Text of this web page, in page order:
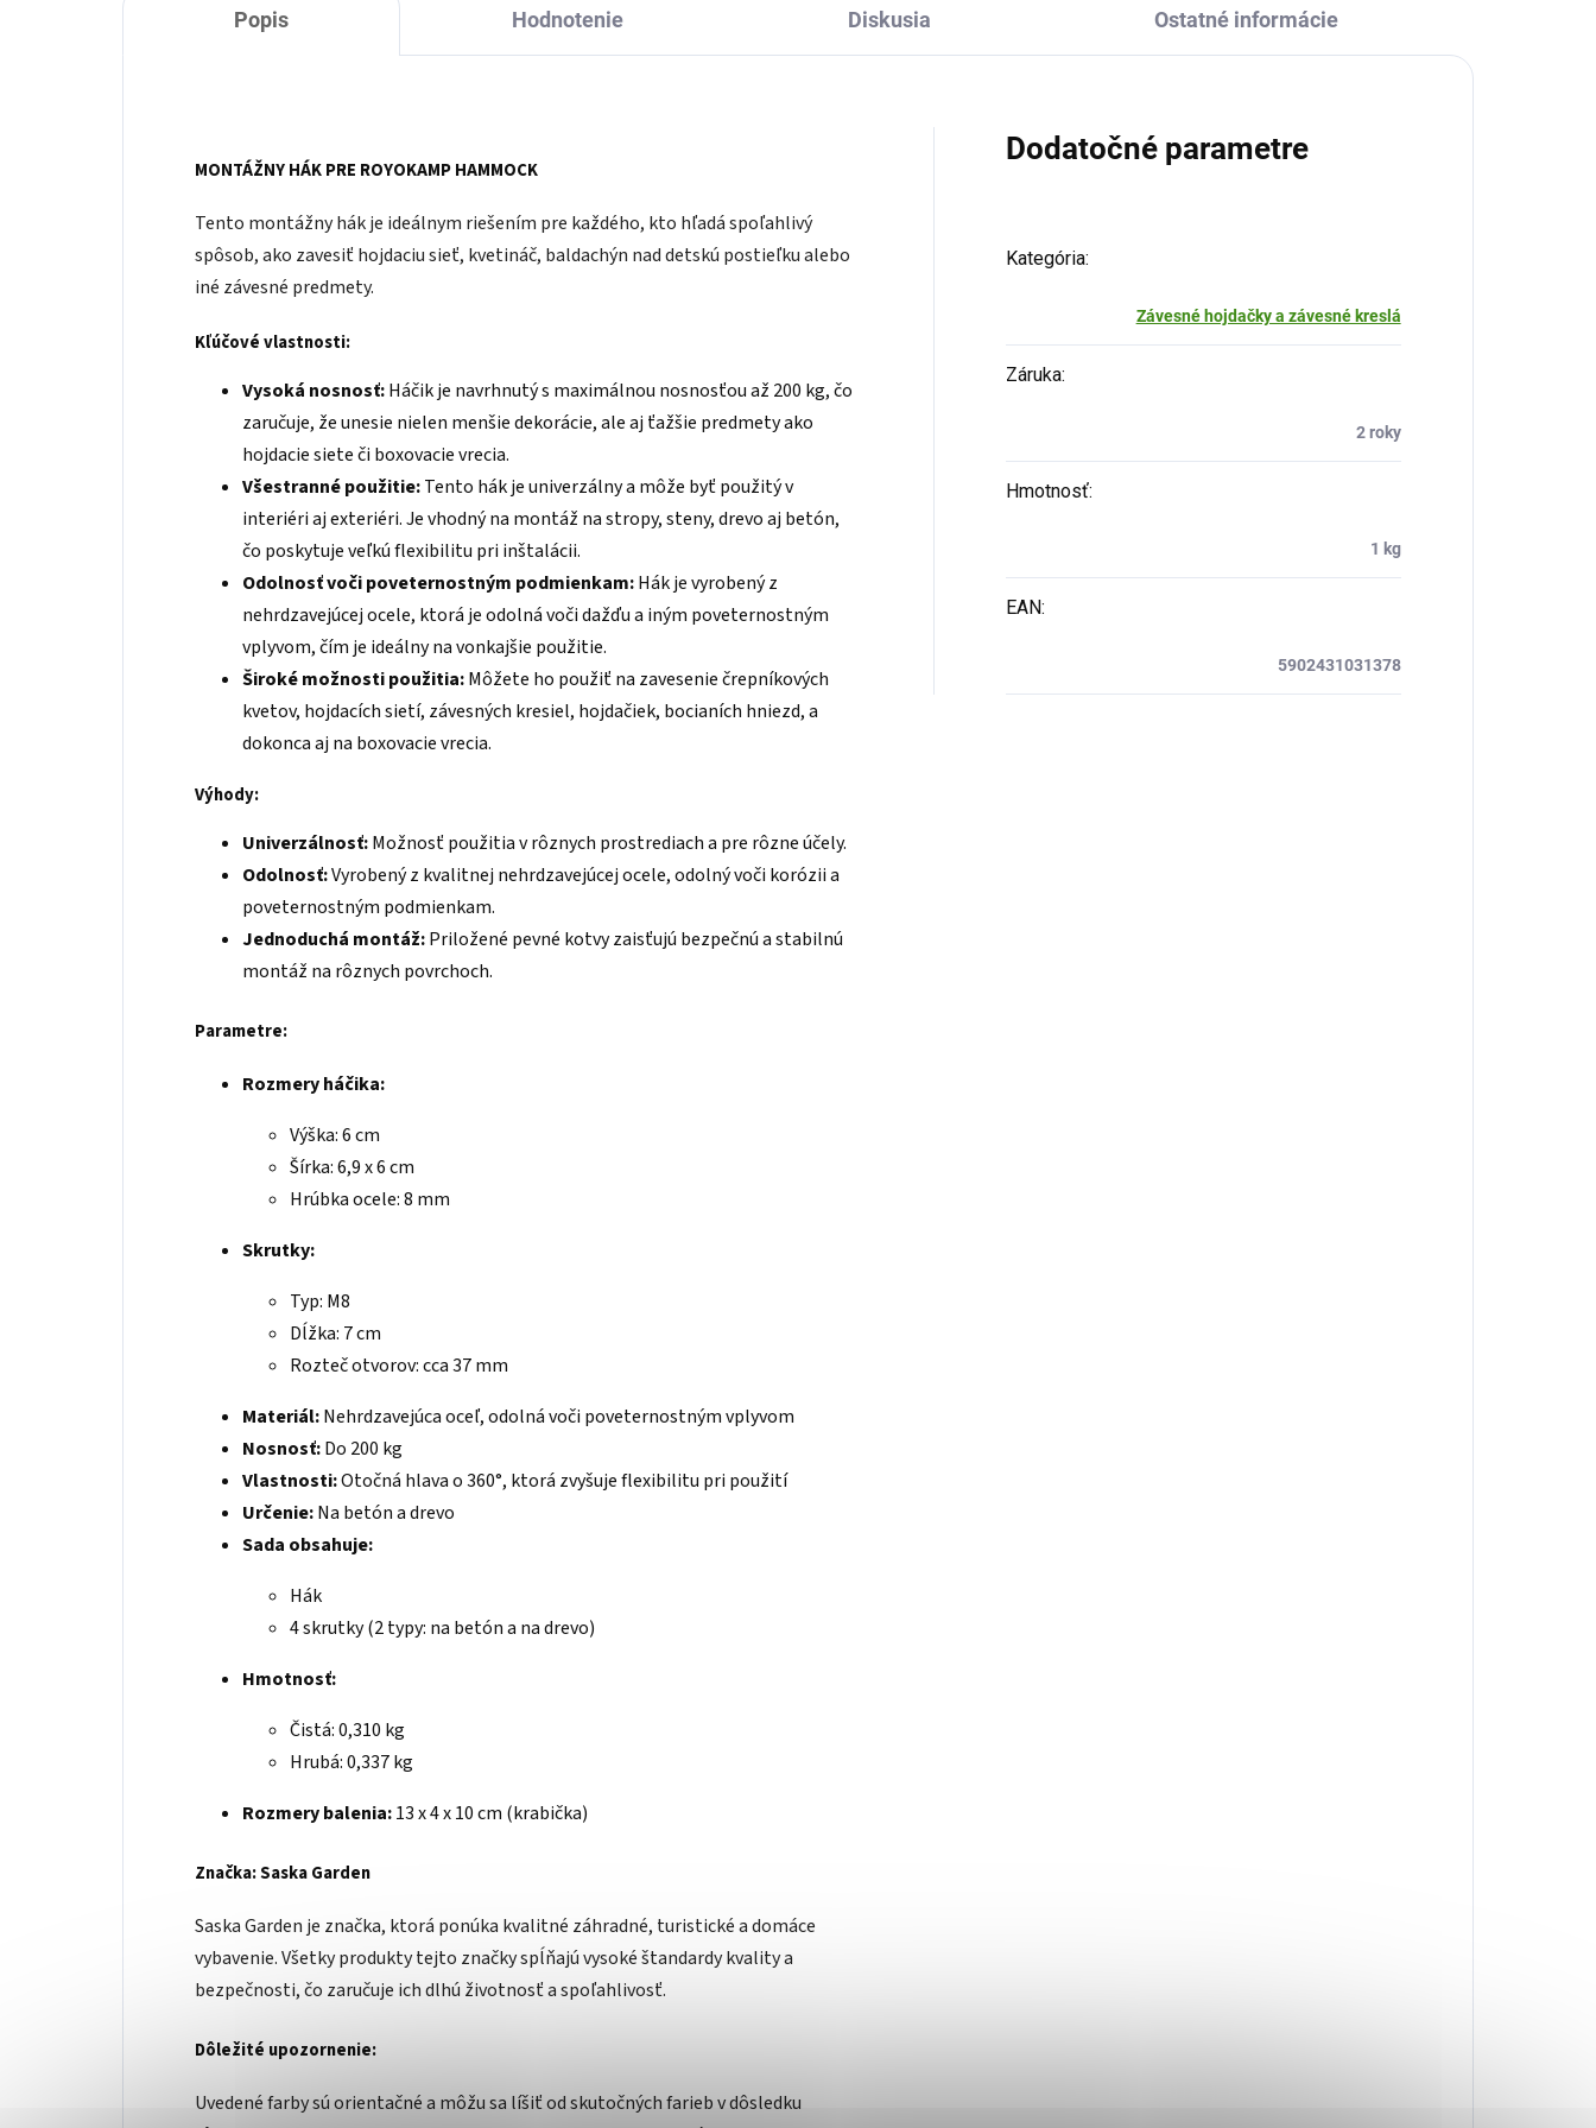
Popis Hodnotenie Diskusia Ostatné informácie
MONTÁŽNY HÁK PRE ROYOKAMP HAMMOCK
Tento montážny hák je ideálnym riešením pre každého, kto hľadá spoľahlivý
spôsob, ako zavesiť hojdaciu sieť, kvetináč, baldachýn nad detskú postieľku alebo
iné závesné predmety.
Kľúčové vlastnosti:
Vysoká nosnosť:Háčik je navrhnutý s maximálnou nosnosťou až 200 kg, čo
zaručuje, že unesie nielen menšie dekorácie, ale aj ťažšie predmety ako
hojdacie siete či boxovacie vrecia.
Všestranné použitie:Tento hák je univerzálny a môže byť použitý v
interiéri aj exteriéri. Je vhodný na montáž na stropy, steny, drevo aj betón,
čo poskytuje veľkú flexibilitu pri inštalácii.
Odolnosť voči poveternostným podmienkam:Hák je vyrobený z
nehrdzavejúcej ocele, ktorá je odolná voči dažďu a iným poveternostným
vplyvom, čím je ideálny na vonkajšie použitie.
Široké možnosti použitia:Môžete ho použiť na zavesenie črepníkových
kvetov, hojdacích sietí, závesných kresiel, hojdačiek, bocianích hniezd, a
dokonca aj na boxovacie vrecia.
Výhody:
Univerzálnosť:Možnosť použitia v rôznych prostrediach a pre rôzne účely.
Odolnosť:Vyrobený z kvalitnej nehrdzavejúcej ocele, odolný voči korózii a
poveternostným podmienkam.
Jednoduchá montáž:Priložené pevné kotvy zaisťujú bezpečnú a stabilnú
montáž na rôznych povrchoch.
Parametre:
Rozmery háčika:
Výška: 6 cm
Šírka: 6,9 x 6 cm
Hrúbka ocele: 8 mm
Skrutky:
Typ: M8
Dĺžka: 7 cm
Rozteč otvorov: cca 37 mm
Materiál:Nehrdzavejúca oceľ, odolná voči poveternostným vplyvom
Nosnosť:Do 200 kg
Vlastnosti:Otočná hlava o 360°, ktorá zvyšuje flexibilitu pri použití
Určenie:Na betón a drevo
Sada obsahuje:
Hák
4 skrutky (2 typy: na betón a na drevo)
Hmotnosť:
Čistá: 0,310 kg
Hrubá: 0,337 kg
Rozmery balenia:13 x 4 x 10 cm (krabička)
Značka: Saska Garden
Saska Garden je značka, ktorá ponúka kvalitné záhradné, turistické a domáce
vybavenie. Všetky produkty tejto značky spĺňajú vysoké štandardy kvality a
bezpečnosti, čo zaručuje ich dlhú životnosť a spoľahlivosť.
Dôležité upozornenie:
Uvedené farby sú orientačné a môžu sa líšiť od skutočných farieb v dôsledku
Dodatočné parametre
Kategória:
Závesné hojdačky a závesné kreslá
Záruka:
2 roky
Hmotnosť:
1 kg
EAN:
5902431031378